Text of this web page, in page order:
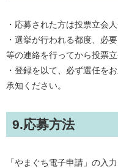
・応募された方は投票立会
・選挙が行われる都度、必
等の連絡を行ってから投票立
・登録を以て、必ず選任を
承知ください。
9.応募方法
「やまぐち電子申請」の入